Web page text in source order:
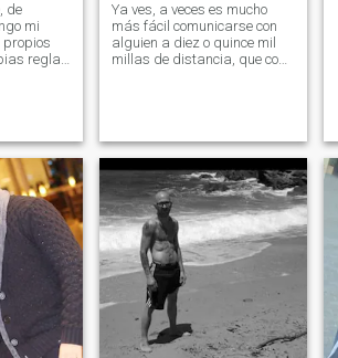
de
mi
propios
reglas
y el
Me
cosas
leer
Soy
-
la
la
( /
Ya ves, a veces es mucho
más fácil comunicarse con
alguien a diez o quince mil
millas de distancia, que con
sobre ti, tus ideas, o tu forma
de vida. No es una
experiencia diaria para
descubrir cómo alguien
piensa o pasa su día en el
otro lado de la tierra. ¿Bueno?